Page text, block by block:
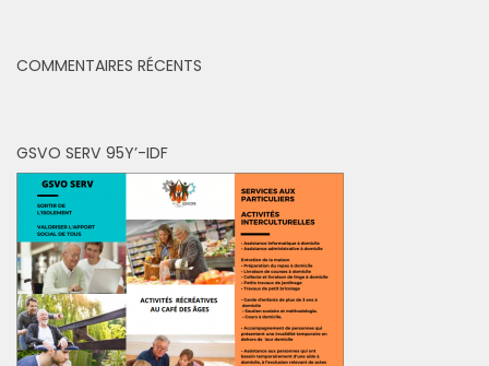
COMMENTAIRES RÉCENTS
GSVO SERV 95Y’-IDF